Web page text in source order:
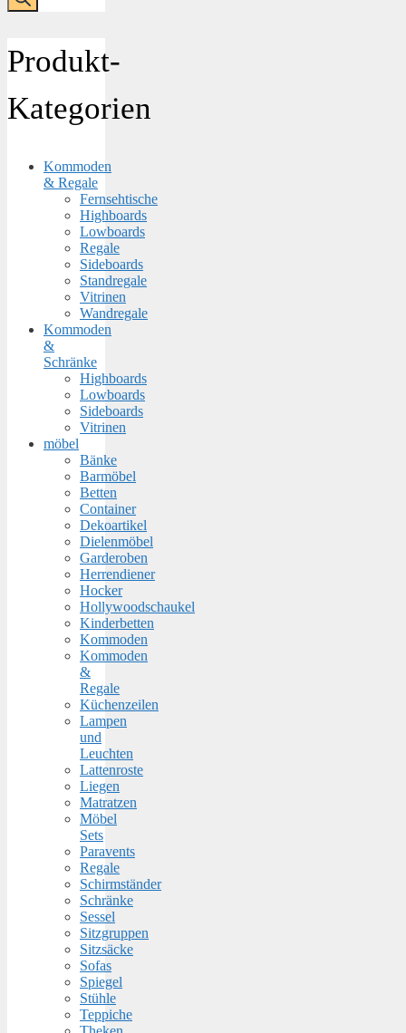
Produkt-
Kategorien
Kommoden
& Regale
Fernsehtische
Highboards
Lowboards
Regale
Sideboards
Standregale
Vitrinen
Wandregale
Kommoden
&
Schränke
Highboards
Lowboards
Sideboards
Vitrinen
möbel
Bänke
Barmöbel
Betten
Container
Dekoartikel
Dielenmöbel
Garderoben
Herrendiener
Hocker
Hollywoodschaukel
Kinderbetten
Kommoden
Kommoden
&
Regale
Küchenzeilen
Lampen
und
Leuchten
Lattenroste
Liegen
Matratzen
Möbel
Sets
Paravents
Regale
Schirmständer
Schränke
Sessel
Sitzgruppen
Sitzsäcke
Sofas
Spiegel
Stühle
Teppiche